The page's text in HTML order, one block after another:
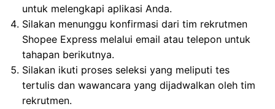
untuk melengkapi aplikasi Anda.
Silakan menunggu konfirmasi dari tim rekrutmen
Shopee Express melalui email atau telepon untuk
tahapan berikutnya.
Silakan ikuti proses seleksi yang meliputi tes
tertulis dan wawancara yang dijadwalkan oleh tim
rekrutmen.